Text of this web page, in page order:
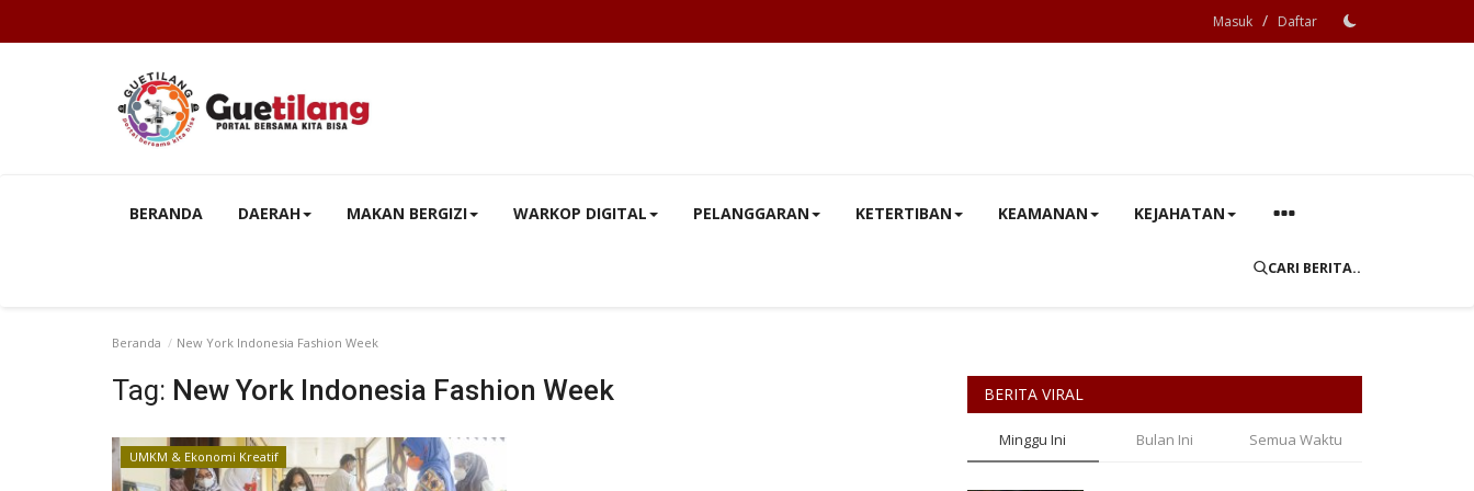
Masuk / Daftar
BERANDA DAERAH MAKAN BERGIZI WARKOP DIGITAL PELANGGARAN KETERTIBAN KEAMANAN KEJAHATAN
CARI BERITA..
Beranda New York Indonesia Fashion Week
Tag: New York Indonesia Fashion Week
UMKM & Ekonomi Kreatif
BERITA VIRAL
Minggu Ini Bulan Ini Semua Waktu